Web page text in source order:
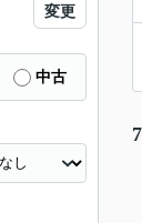
7
変更
中古